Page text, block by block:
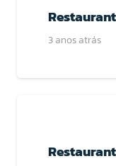
3 anos atrás